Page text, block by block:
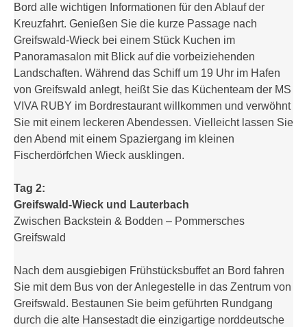
Bord alle wichtigen Informationen für den Ablauf der
Kreuzfahrt. Genießen Sie die kurze Passage nach
Greifswald-Wieck bei einem Stück Kuchen im
Panoramasalon mit Blick auf die vorbeiziehenden
Landschaften. Während das Schiff um 19 Uhr im Hafen
von Greifswald anlegt, heißt Sie das Küchenteam der MS
VIVA RUBY im Bordrestaurant willkommen und verwöhnt
Sie mit einem leckeren Abendessen. Vielleicht lassen Sie
den Abend mit einem Spaziergang im kleinen
Fischerdörfchen Wieck ausklingen.
Tag 2:
Greifswald-Wieck und Lauterbach
Zwischen Backstein & Bodden – Pommersches
Greifswald
Nach dem ausgiebigen Frühstücksbuffet an Bord fahren
Sie mit dem Bus von der Anlegestelle in das Zentrum von
Greifswald. Bestaunen Sie beim geführten Rundgang
durch die alte Hansestadt die einzigartige norddeutsche